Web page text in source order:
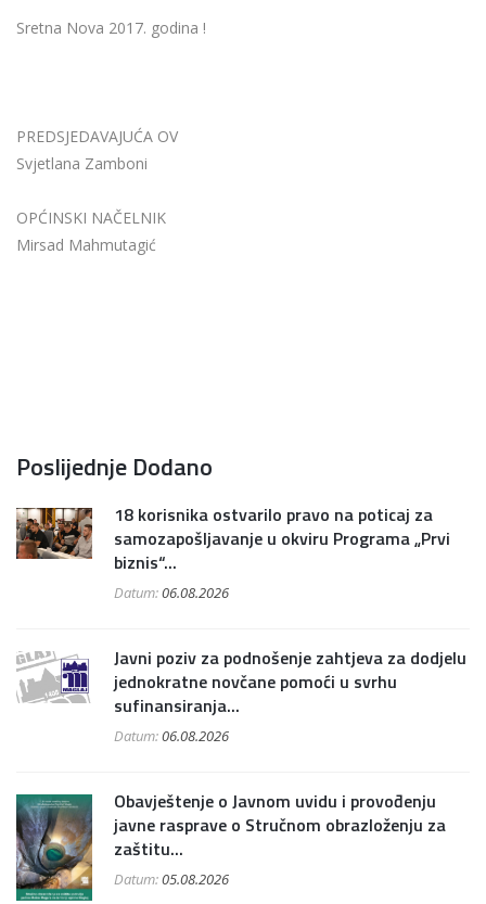
Sretna Nova 2017. godina !
PREDSJEDAVAJUĆA OV
Svjetlana Zamboni
OPĆINSKI NAČELNIK
Mirsad Mahmutagić
Poslijednje Dodano
18 korisnika ostvarilo pravo na poticaj za
samozapošljavanje u okviru Programa „Prvi
biznis“...
Datum:06.08.2026
Javni poziv za podnošenje zahtjeva za dodjelu
jednokratne novčane pomoći u svrhu
sufinansiranja...
Datum:06.08.2026
Obavještenje o Javnom uvidu i provođenju
javne rasprave o Stručnom obrazloženju za
zaštitu...
Datum:05.08.2026